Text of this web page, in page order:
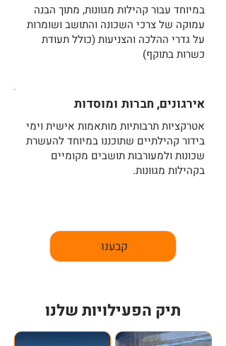
במיוחד עבור קהילות מגוונות, מתוך הבנה
עמוקה של צרכי השכונה והתושב ושומרות
על גדרי ההלכה והצניעות (כולל תעודת
כשרות בתוקף)
אירגונים, חברות ומוסדות
אטרקציות תרבותיות מותאמות אישית וימי
בידור קהילתיים שתוכננו במיוחד להעשרת
שכונות ולמעורבות תושבים מקומיים
בקהילות מגוונות.
קבענו
תיק הפעילויות שלנו